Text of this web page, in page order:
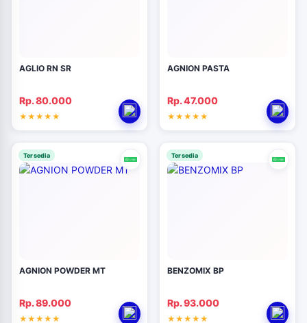
AGLIO RN SR
Rp. 80.000
AGNION PASTA
Rp. 47.000
Tersedia
AGNION POWDER MT
Rp. 89.000
Tersedia
BENZOMIX BP
Rp. 93.000